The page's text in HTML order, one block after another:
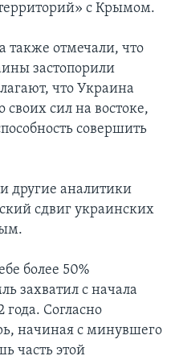
с Крымом.
также отмечали, что
застопорили
что Украина
сил на востоке,
совершить
другие аналитики
сдвиг украинских
более 50%
захватил с начала
Согласно
начиная с минувшего
часть этой